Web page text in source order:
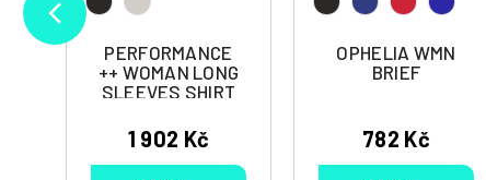
PERFORMANCE
++ WOMAN LONG
SLEEVES SHIRT
1 902 Kč
OPHELIA WMN
BRIEF
782 Kč